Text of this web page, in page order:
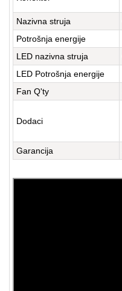
Nazivna struja
Potrošnja energije
LED nazivna struja
LED Potrošnja energije
Fan Q'ty
Dodaci
Garancija